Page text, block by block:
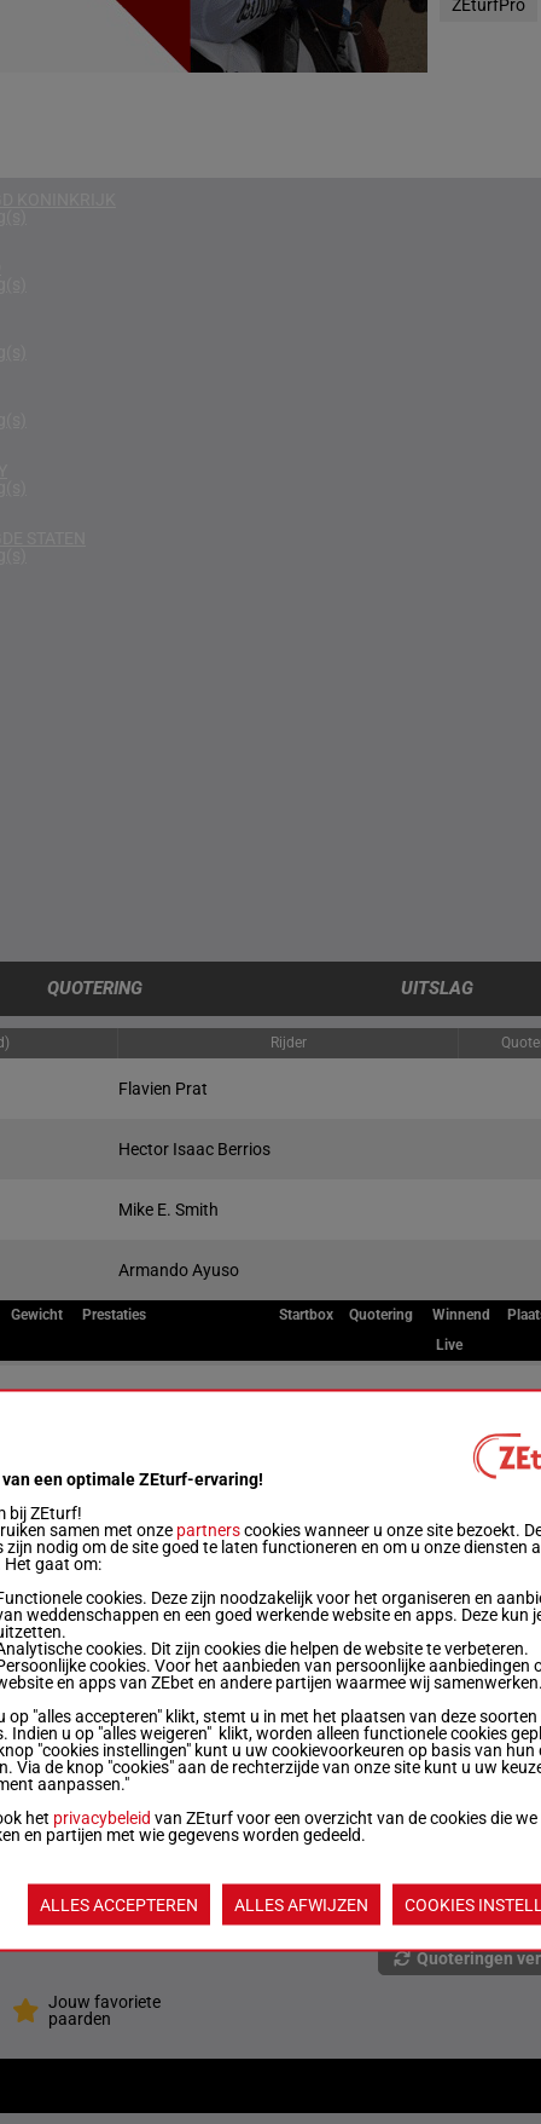
KONINKRIJK
STATEN
ZEturfPro
QUOTERING UITSLAG
Rijder
Flavien Prat
Hector Isaac Berrios
Mike E. Smith
Armando Ayuso
Gewicht Prestaties Startbox Quotering Winnend
Live
55 kg 3p 5p 3p 3
55 kg 4p 3p (23) 6p 4
56.5 kg 5p 4p 9p 3p 5
55 kg 4p 5p 3p 6p 6
55 kg 2p 2p 3p 5p 7
Quoteringen
Jouw favoriete
paarden
een optimale ZEturf-ervaring!
bij ZEturf!
samen met onze partnerscookies wanneer u onze site bezoekt.
zijn nodig om de site goed te laten functioneren en om u onze diensten
Het gaat om:
cookies. Deze zijn noodzakelijk voor het organiseren en
weddenschappen en een goed werkende website en apps. Deze kun
cookies. Dit zijn cookies die helpen de website te verbeteren.
cookies. Voor het aanbieden van persoonlijke aanbiedingen
en apps van ZEbet en andere partijen waarmee wij
op "alles accepteren" klikt, stemt u in met het plaatsen van deze soorten
Indien u op "alles weigeren" klikt, worden alleen functionele cookies
"cookies instellingen" kunt u uw cookievoorkeuren op basis van hun
Via de knop "cookies" aan de rechterzijde van onze site kunt u uw
aanpassen."
het privacybeleid van ZEturf voor een overzicht van de cookies die we
en partijen met wie gegevens worden gedeeld.
ALLES ACCEPTEREN ALLES AFWIJZEN COOKIES